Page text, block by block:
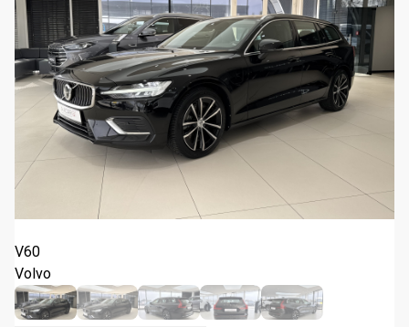
Volvo V60 T6 Plug In Core 2023
V60
Volvo